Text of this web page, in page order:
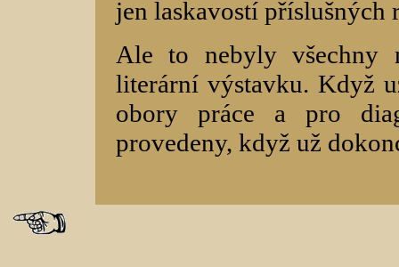
jen laskavostí příslušných
Ale to nebyly všechny
literární výstavku. Když
obory práce a pro
provedeny, když už